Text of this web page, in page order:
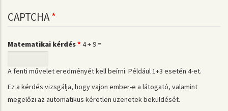
CAPTCHA
Matematikai kérdés 4 + 9 =
A fenti művelet eredményét kell beírni. Például 1+3 esetén 4-et.
Ez a kérdés vizsgálja, hogy vajon ember-e a látogató, valamint
megelőzi az automatikus kéretlen üzenetek beküldését.